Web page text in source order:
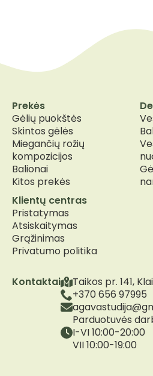
Kontaktai
Taikos pr. 141,
+370 656 97995
Parduotuvės
I-VI 10:00-20:00
VII 10:00-19:00
Prekės
Gėlių puokštės
Skintos gėlės
Miegančių rožių
kompozicijos
Balionai
Kitos prekės
Klientų centras
Pristatymas
Atsiskaitymas
Grąžinimas
Privatumo politika